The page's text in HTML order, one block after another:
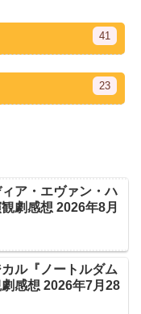
41
23
ア・エヴァン・ハ
劇感想 2026年8月
ル『ノートルダム
感想 2026年7月28